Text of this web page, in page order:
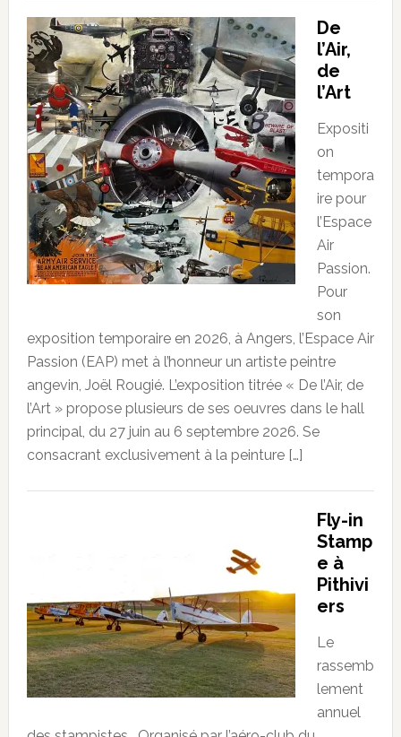
De
l’Air,
de
l’Art
Expositi
on
tempora
ire pour
l’Espace
Air
Passion.
Pour
son
exposition temporaire en 2026, à Angers, l’Espace Air
Passion (EAP) met à l’honneur un artiste peintre
angevin, Joël Rougié. L’exposition titrée « De l’Air, de
l’Art » propose plusieurs de ses oeuvres dans le hall
principal, du 27 juin au 6 septembre 2026. Se
consacrant exclusivement à la peinture […]
Fly-in
Stamp
e à
Pithivi
ers
Le
rassemb
lement
annuel